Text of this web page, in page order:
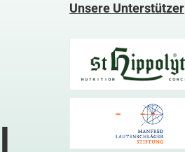
Unsere Unterstützer